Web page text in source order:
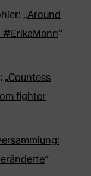
„Around
#ErikaMann“
„Countess
fighter
“